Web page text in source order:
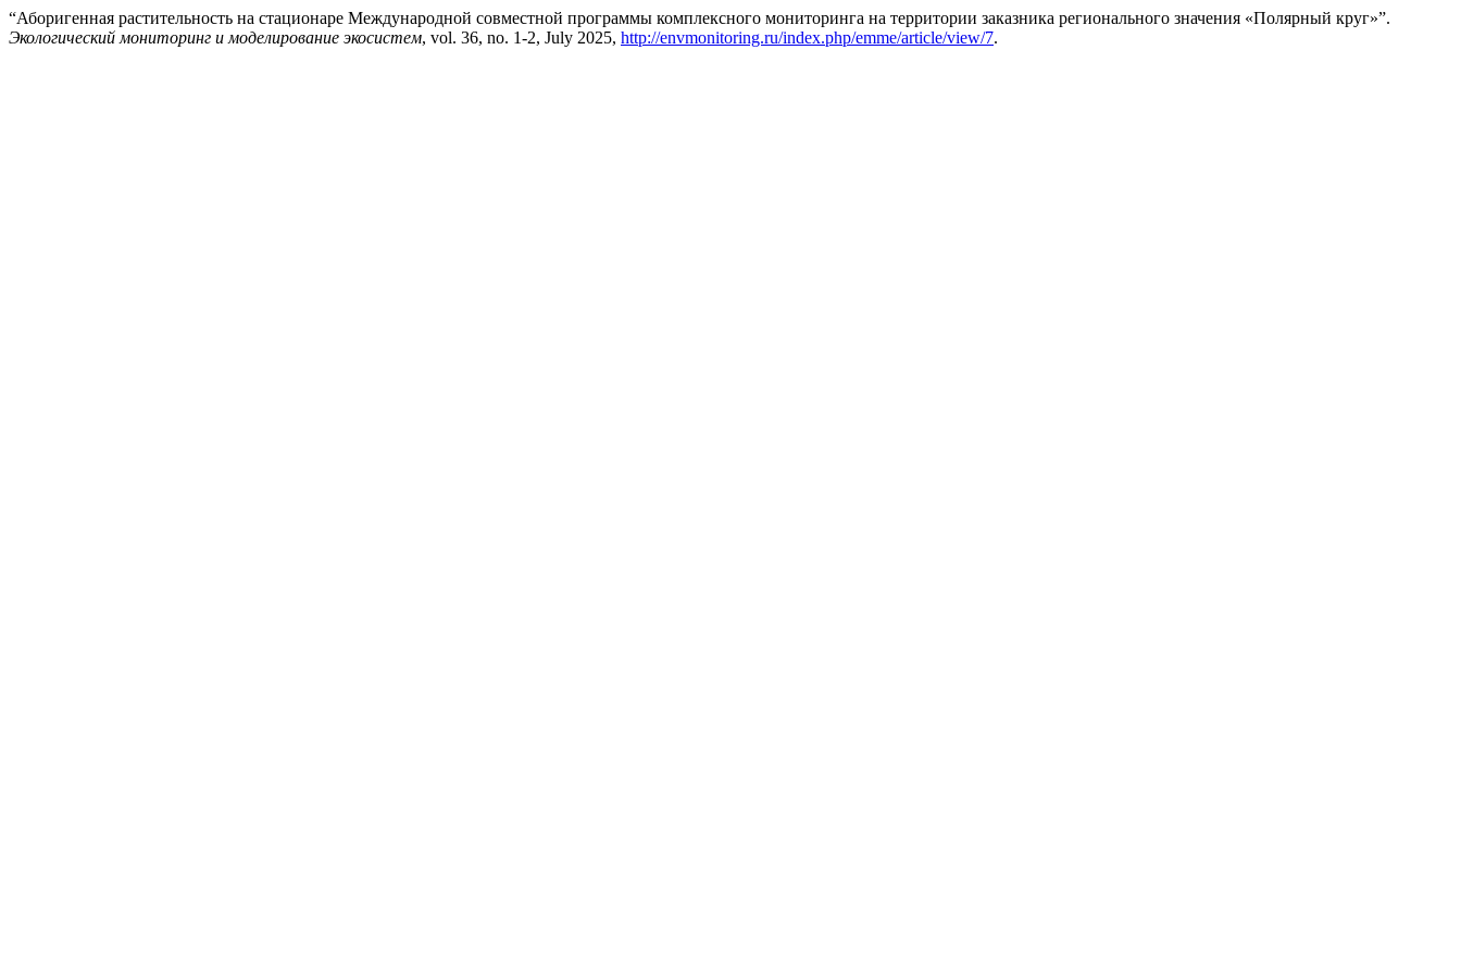
“Аборигенная растительность на стационаре Международной совместной программы комплексного мониторинга на территории заказника регионального значения «Полярный круг»”.
Экологический мониторинг и моделирование экосистем, vol. 36, no. 1-2, July 2025, http://envmonitoring.ru/index.php/emme/article/view/7.